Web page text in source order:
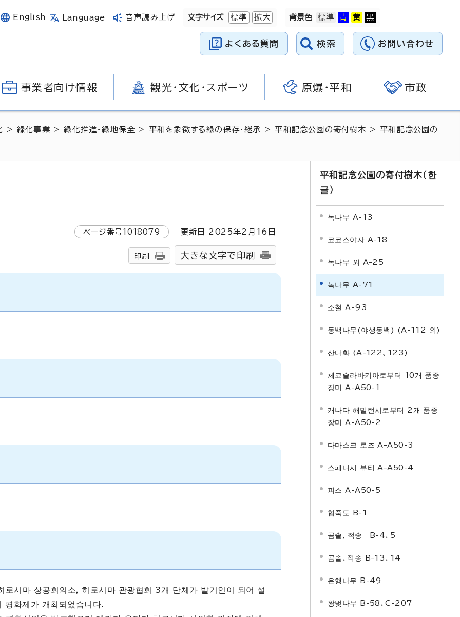
English Language 音声読み上げ 文字サイズ 標準 拡大 背景色
よくある質問 検索 お問い合わせ
事業者向け情報 観光・文化・スポーツ 原爆・平和 市政
>緑化事業 >緑化推進・緑地保全 > 平和を象徴する緑の保存・継承 >平和記念公園の寄付樹木 >平和記念公園の
ページ番号1018079 更新日 2025年2月 16 日
印刷 大きな文字で印刷
시마 상공회의소, 히로시마 관광협회 3개 단체가 발기인이 되어 설
평화제가 개최되었습니다.
平和記念公園の寄付樹木（ 한
글）
녹나무 A-13
코코스야자 A-18
녹나무 외 A-25
녹나무 A-71
소철 A-93
동백나무(야생동백) (A-112 외)
산다화 (A-122、123)
체코슬라바키아로부터 10개 품종
장미 A-A50-1
캐나다 해밀턴시로부터 2개 품종
장미 A-A50-2
다마스크 로즈 A-A50-3
스패니시 뷰티 A-A50-4
피스 A-A50-5
협죽도 B-1
곰솔, 적송 B-4、5
곰솔、적송 B-13、14
은행나무 B-49
왕벚나무 B-58、C-207